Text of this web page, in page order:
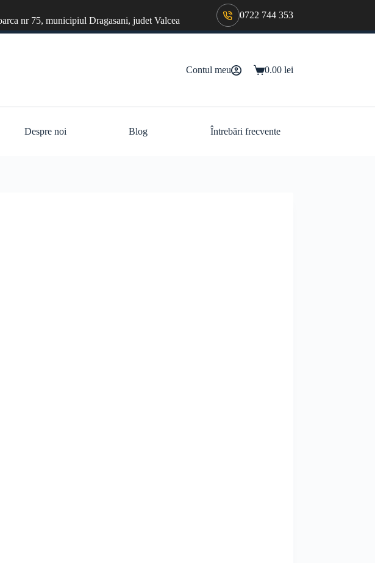
nr 75, municipiul Dragasani, judet Valcea
0722 744 353
Contul meu
Coș0.00 lei
Despre noi Blog Întrebări frecvente